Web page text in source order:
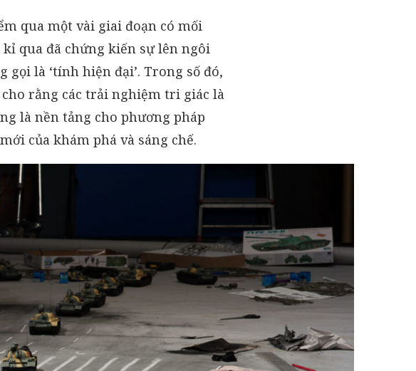
qua một vài giai đoạn có mối
qua đã chứng kiến sự lên ngôi
là ‘tính hiện đại’. Trong số đó,
rằng các trải nghiệm tri giác là
là nền tảng cho phương pháp
của khám phá và sáng chế.